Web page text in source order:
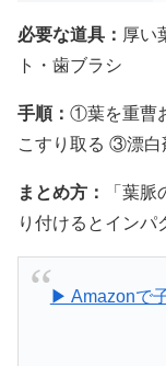
必要な道具： 厚い
ト・歯ブラシ
手順： ①葉を重曹
こすり取る ③漂
まとめ方：
「葉
り付けるとインパ
▶ Amazonで